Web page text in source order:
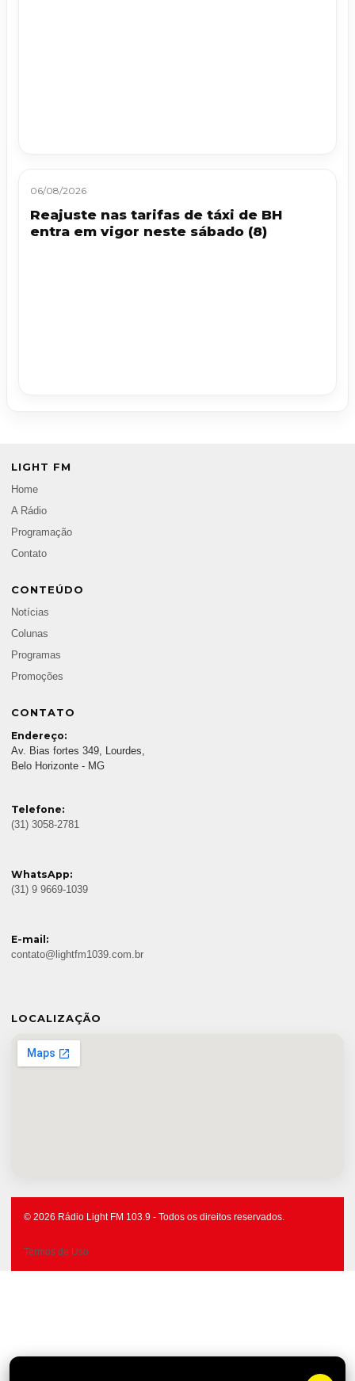
06/08/2026
Reajuste nas tarifas de táxi de BH
entra em vigor neste sábado (8)
LIGHT FM
Home
A Rádio
Programação
Contato
CONTEÚDO
Notícias
Colunas
Programas
Promoções
CONTATO
Endereço:
Av. Bias fortes 349, Lourdes,
Belo Horizonte - MG
Telefone:
(31) 3058-2781
WhatsApp:
(31) 9 9669-1039
E-mail:
contato@lightfm1039.com.br
LOCALIZAÇÃO
© 2026 Rádio Light FM 103.9 - Todos os direitos reservados.
Termos de Uso